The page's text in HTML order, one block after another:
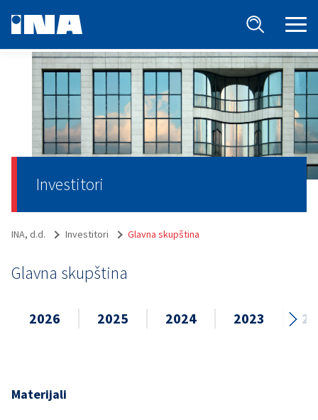
Investitori
INA, d.d. Investitori Glavna skupština
Glavna skupština
2026 2025 2024 2023
Materijali